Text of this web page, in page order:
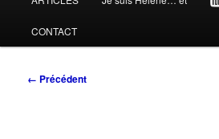
CONTACT
Navigation
← Précédent